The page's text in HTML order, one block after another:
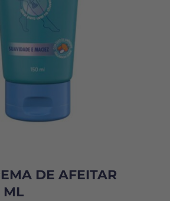
DE AFEITAR
ML